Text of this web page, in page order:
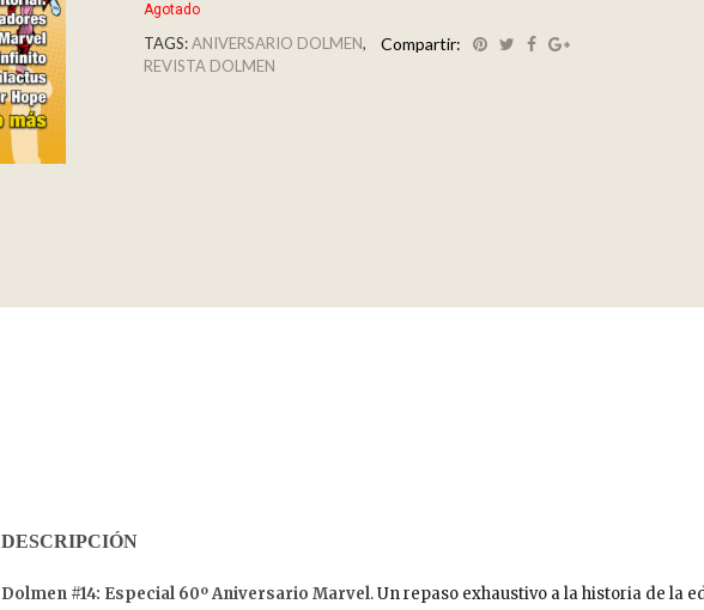
Agotado
TAGS:ANIVERSARIO DOLMEN,
REVISTA DOLMEN
Compartir:
DESCRIPCIÓN
Dolmen #14: Especial 60º Aniversario Marvel. Un repaso exhaustivo a la historia de la